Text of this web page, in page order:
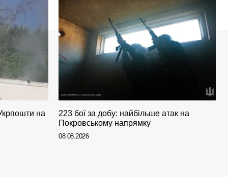
на
223 бої за добу: найбільше атак на
Покровському напрямку
08.08.2026